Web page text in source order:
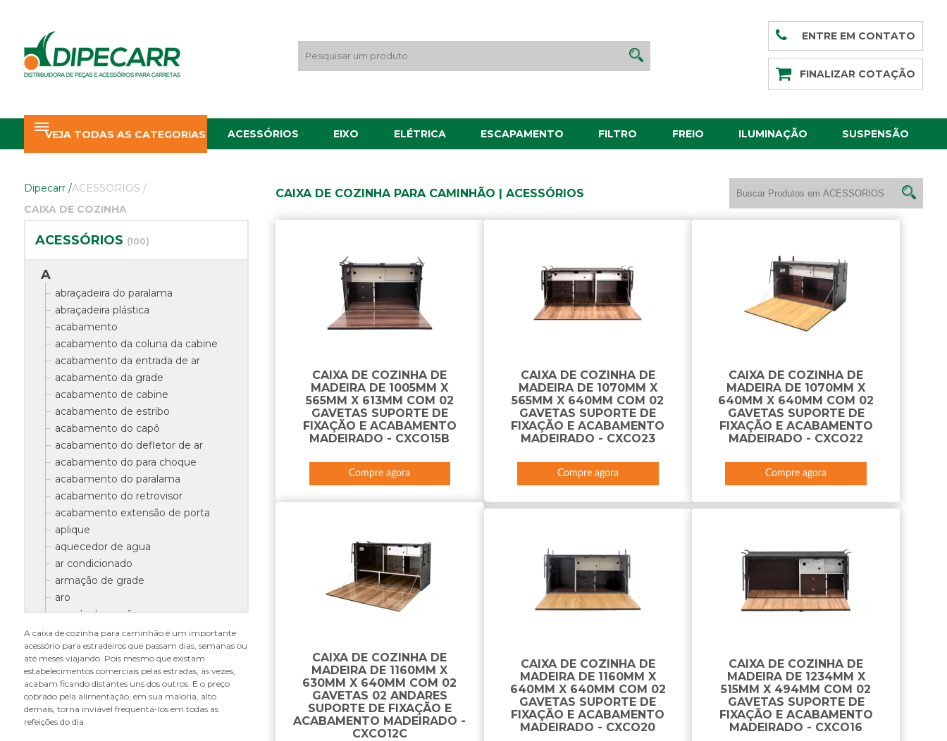
ENTRE EM CONTATO
FINALIZAR COTAÇÃO
VEJA TODAS AS CATEGORIAS ACESSÓRIOS EIXO ELÉTRICA ESCAPAMENTO FILTRO FREIO ILUMINAÇÃO SUSPENSÃO
Dipecarr /ACESSORIOS /
CAIXA DE COZINHA
ACESSÓRIOS (100)
A
abraçadeira do paralama
abraçadeira plástica
acabamento
acabamento da coluna da cabine
acabamento da entrada de ar
acabamento da grade
acabamento de cabine
acabamento de estribo
acabamento do capô
acabamento do defletor de ar
acabamento do para choque
acabamento do paralama
acabamento do retrovisor
acabamento extensão de porta
aplique
aquecedor de agua
ar condicionado
armação de grade
aro
arruela do parafuso
B
bandeja do retrovisor
base do suporte do paralama
batente da grade
bomba de cabine
borracha do tubo do suporte
A caixa de cozinha para caminhão é um importante
acessório para estradeiros que passam dias, semanas ou
até meses viajando. Pois mesmo que existam
estabelecimentos comerciais pelas estradas, às vezes,
acabam ficando distantes uns dos outros. E o preço
cobrado pela alimentação, em sua maioria, alto
demais, torna inviável frequentá-los em todas as
refeições do dia.
CAIXA DE COZINHA PARA CAMINHÃO | ACESSÓRIOS
CAIXA DE COZINHA DE
MADEIRA DE 1005MM X
565MM X 613MM COM 02
GAVETAS SUPORTE DE
FIXAÇÃO E ACABAMENTO
MADEIRADO - CXCO15B
Compre agora
CAIXA DE COZINHA DE
MADEIRA DE 1070MM X
565MM X 640MM COM 02
GAVETAS SUPORTE DE
FIXAÇÃO E ACABAMENTO
MADEIRADO - CXCO23
Compre agora
CAIXA DE COZINHA DE
MADEIRA DE 1070MM X
640MM X 640MM COM 02
GAVETAS SUPORTE DE
FIXAÇÃO E ACABAMENTO
MADEIRADO - CXCO22
Compre agora
CAIXA DE COZINHA DE
MADEIRA DE 1160MM X
630MM X 640MM COM 02
GAVETAS 02 ANDARES
SUPORTE DE FIXAÇÃO E
ACABAMENTO MADEIRADO -
CXCO12C
CAIXA DE COZINHA DE
MADEIRA DE 1160MM X
640MM X 640MM COM 02
GAVETAS SUPORTE DE
FIXAÇÃO E ACABAMENTO
MADEIRADO - CXCO20
CAIXA DE COZINHA DE
MADEIRA DE 1234MM X
515MM X 494MM COM 02
GAVETAS SUPORTE DE
FIXAÇÃO E ACABAMENTO
MADEIRADO - CXCO16